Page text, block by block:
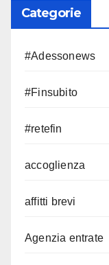
Categorie
#Adessonews
#Finsubito
#retefin
accoglienza
affitti brevi
Agenzia entrate